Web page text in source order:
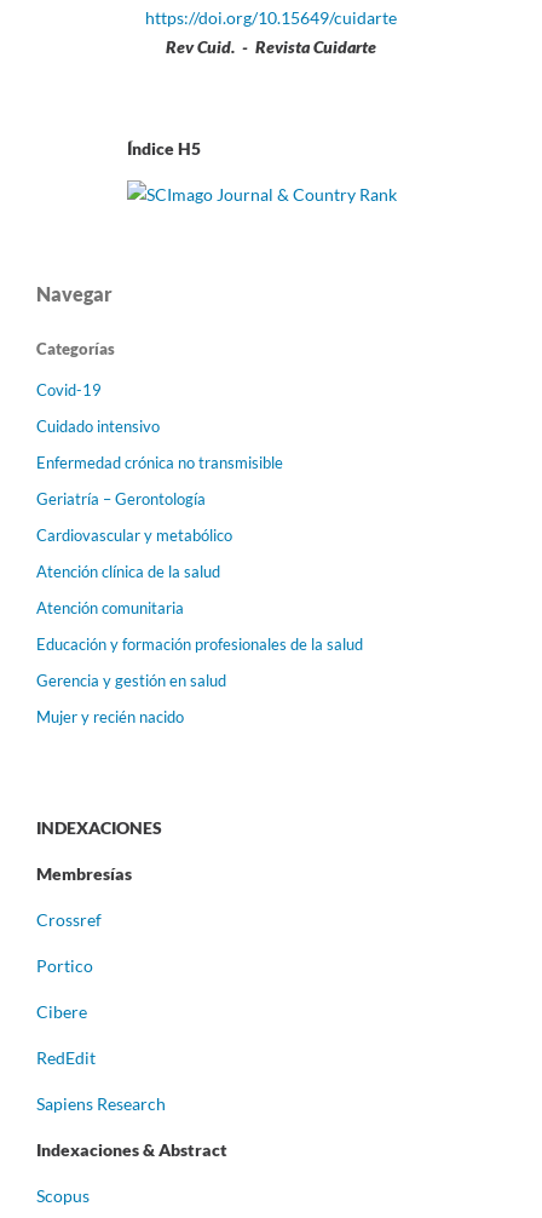
https://doi.org/10.15649/cuidarte
Rev Cuid. - Revista Cuidarte
Índice H5
Navegar
Categorías
Covid-19
Cuidado intensivo
Enfermedad crónica no transmisible
Geriatría – Gerontología
Cardiovascular y metabólico
Atención clínica de la salud
Atención comunitaria
Educación y formación profesionales de la salud
Gerencia y gestión en salud
Mujer y recién nacido
INDEXACIONES
Membresías
Crossref
Portico
Cibere
RedEdit
Sapiens Research
Indexaciones & Abstract
Scopus